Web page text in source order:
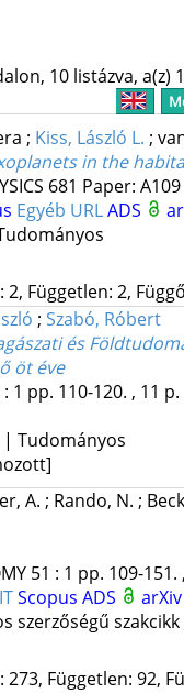
10 listázva, a(z)
; Kiss, László L. ;
in the
681 Paper:
Egyéb URLADS
Független: 2,
; Szabó, Róbert
és
öt éve
: 1 pp. 110-120. , 11 p.
| Tudományos
A. ; Rando, N. ;
51 : 1 pp. 109-
Scopus ADS
arXiv
szerzőségű
Független: 92,